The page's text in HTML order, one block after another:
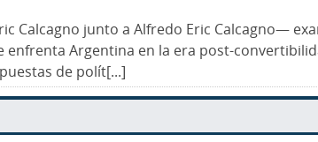
Calcagno junto a Alfredo Eric Calcagno—
enfrenta Argentina en la era post-
de polít[...]